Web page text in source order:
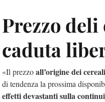
Prezzo
caduta
«Il prezzoall’origine dei
di tendenza la prossima
effetti devastanti sulla